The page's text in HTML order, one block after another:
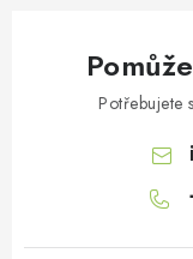
Potřebujete